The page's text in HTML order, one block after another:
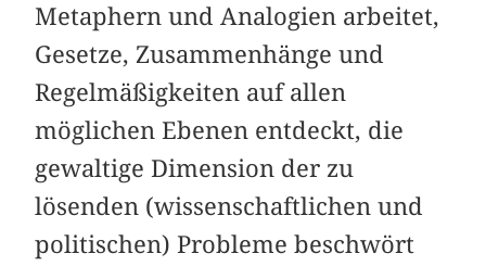
Metaphern und Analogien arbeitet,
Gesetze, Zusammenhänge und
Regelmäßigkeiten auf allen
möglichen Ebenen entdeckt, die
gewaltige Dimension der zu
lösenden (wissenschaftlichen und
politischen) Probleme beschwört